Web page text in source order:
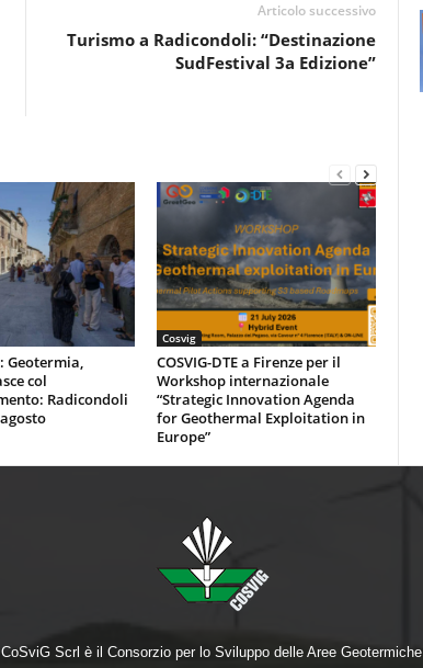
Articolo successivo
Turismo a Radicondoli: “Destinazione
SudFestival 3a Edizione”
Geotermia,
col
Radicondoli
Cosvig
COSVIG-DTE a Firenze per il
Workshop internazionale
“Strategic Innovation Agenda
for Geothermal Exploitation in
Europe”
CoSviG Scrl è il Consorzio per lo Sviluppo delle Aree Geotermiche